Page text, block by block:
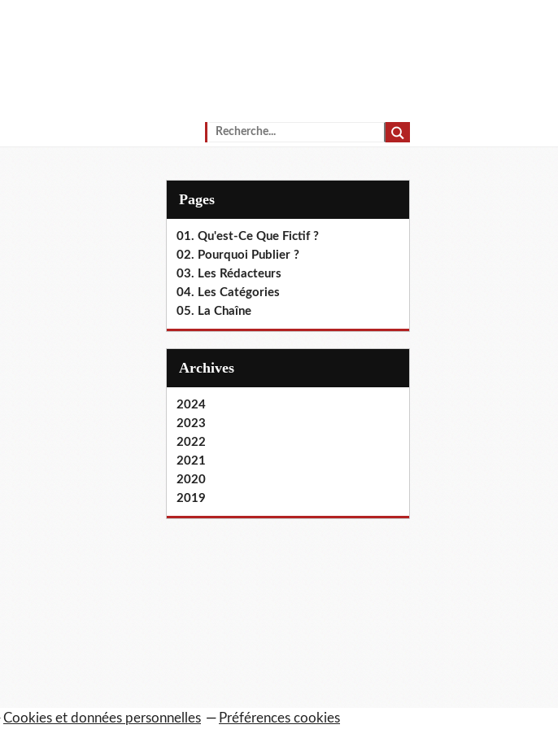
Pages
01. Qu'est-Ce Que Fictif ?
02. Pourquoi Publier ?
03. Les Rédacteurs
04. Les Catégories
05. La Chaîne
Archives
2024
2023
2022
2021
2020
2019
Cookies et données personnelles Préférences cookies